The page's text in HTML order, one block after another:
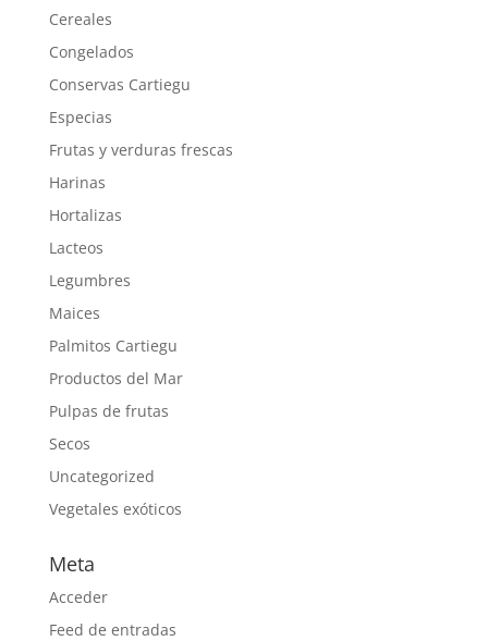
Cereales
Congelados
Conservas Cartiegu
Especias
Frutas y verduras frescas
Harinas
Hortalizas
Lacteos
Legumbres
Maices
Palmitos Cartiegu
Productos del Mar
Pulpas de frutas
Secos
Uncategorized
Vegetales exóticos
Meta
Acceder
Feed de entradas